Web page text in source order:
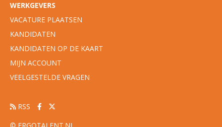
WERKGEVERS
VACATURE PLAATSEN
KANDIDATEN
KANDIDATEN OP DE KAART
MIJN ACCOUNT
VEELGESTELDE VRAGEN
RSS